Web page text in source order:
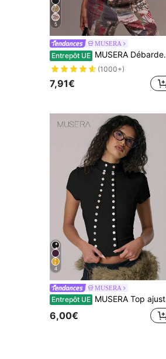
5
MUSERA
Entrepôt UE MUSERA Débardeurs et camis pour femmes, hauts ajustés imprimés, pour les vacances, les fêtes, le style Y2K, la Saint-Valentin, les vacances, élégants pour le printemps et l'été, décontractés pour les festivals
(1000+)
7,91€
4
MUSERA
Entrepôt UE MUSERA Top ajusté à col bénitier, détail de double bouton asymétrique à l'avant, décontracté, mignon, confortable, élégant pour le printemps, l'été, les vacances et le bureau
6,00€